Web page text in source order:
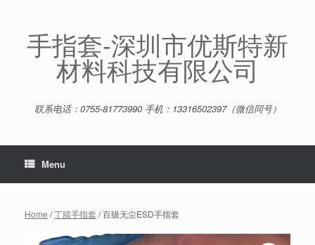
content手指套-深圳市优斯特新
材料科技有限公司
联系电话：0755-81773990 手机：13316502397（微信同号）
Menu
Home /丁腈手指套 / 百级无尘ESD手指套